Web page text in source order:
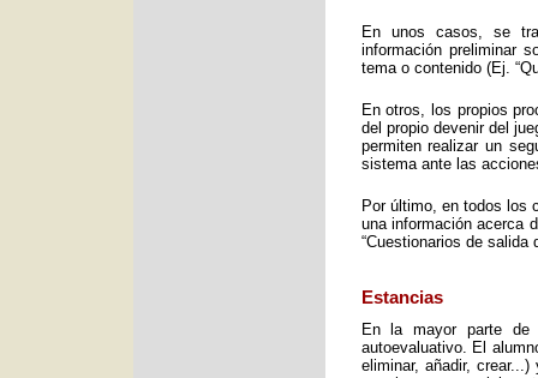
En unos casos, se
información preliminar
tema o contenido (Ej.
En otros, los propios
del propio devenir del
permiten realizar un
sistema ante las
Por último, en todos los
una información acerca
“Cuestionarios de salida
Estancias
En la mayor parte de
autoevaluativo. El
eliminar, añadir,